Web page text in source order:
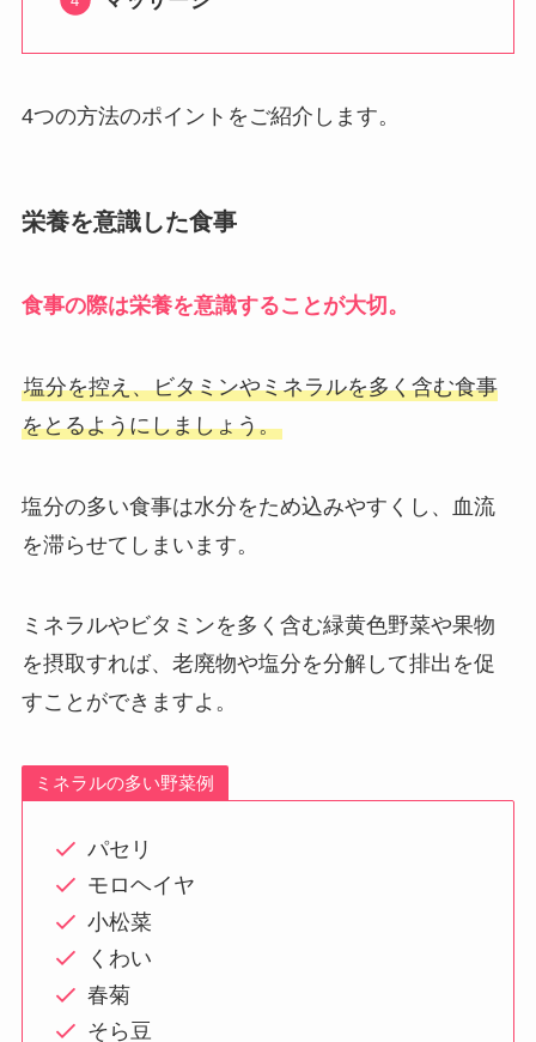
4つの方法のポイントをご紹介します。
栄養を意識した食事
食事の際は栄養を意識することが大切。
塩分を控え、ビタミンやミネラルを多く含む食事
をとるようにしましょう。
塩分の多い食事は水分をため込みやすくし、血流
を滞らせてしまいます。
ミネラルやビタミンを多く含む緑黄色野菜や果物
を摂取すれば、老廃物や塩分を分解して排出を促
すことができますよ。
ミネラルの多い野菜例
パセリ
モロヘイヤ
小松菜
くわい
春菊
そら豆